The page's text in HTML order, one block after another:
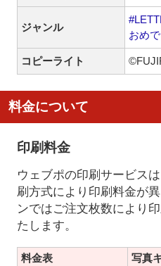
ジャンル
おめ
コピーライト
料金について
印刷料金
ウェブポの印刷サービス
刷方式により印刷料金が
ンではご注文枚数により
たします。
料金表
写真